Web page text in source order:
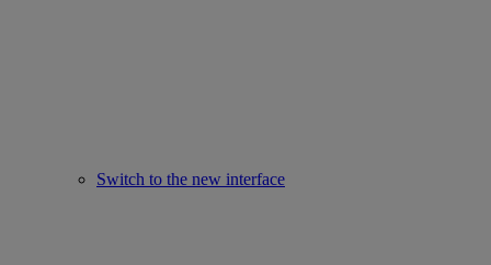
Switch to the new interface